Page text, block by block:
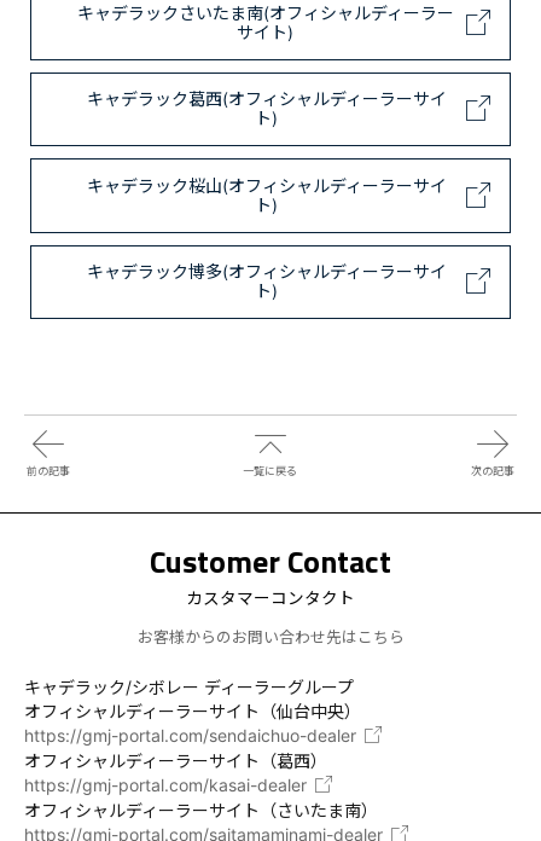
キャデラックさいたま南(オフィシャルディーラー
サイト)
キャデラック葛西(オフィシャルディーラーサイ
ト)
キャデラック桜山(オフィシャルディーラーサイ
ト)
キャデラック博多(オフィシャルディーラーサイ
ト)
前の記事 一覧に戻る 次の記事
Customer Contact
カスタマーコンタクト
お客様からのお問い合わせ先はこちら
キャデラック/シボレー ディーラーグループ
オフィシャルディーラーサイト（仙台中央）
https://gmj-portal.com/sendaichuo-dealer
オフィシャルディーラーサイト（葛西）
https://gmj-portal.com/kasai-dealer
オフィシャルディーラーサイト（さいたま南）
https://gmj-portal.com/saitamaminami-dealer